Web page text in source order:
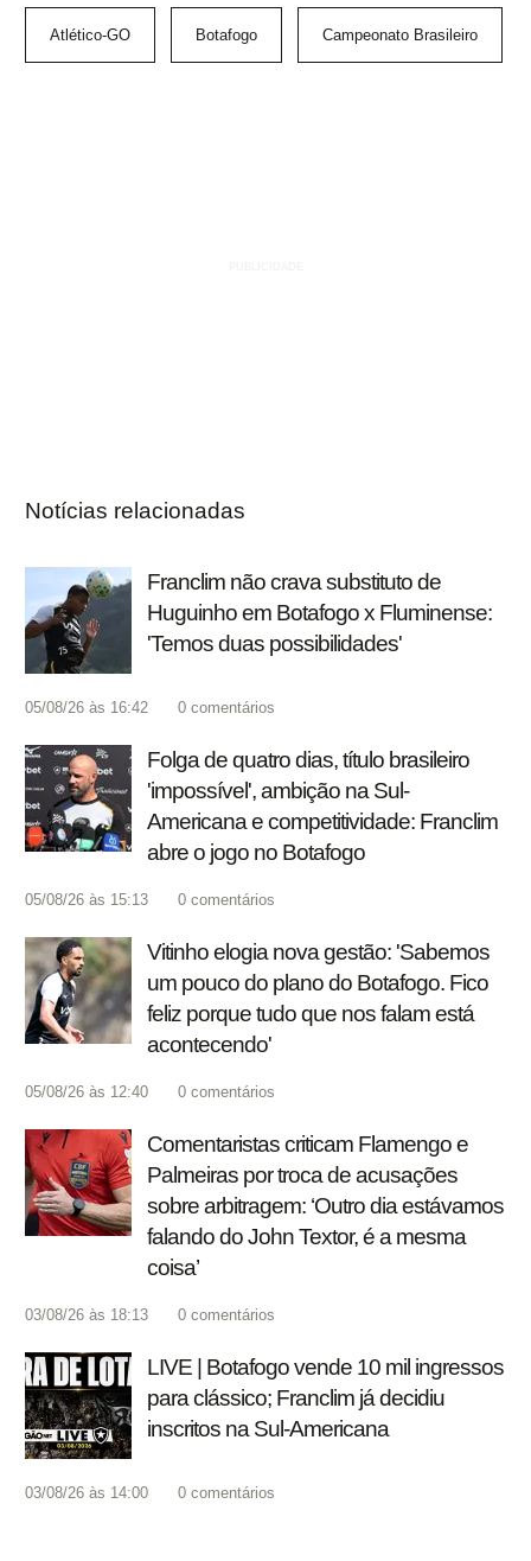
Atlético-GO Botafogo Campeonato Brasileiro
Notícias relacionadas
Franclim não crava substituto de
Huguinho em Botafogo x Fluminense:
'Temos duas possibilidades'
05/08/26 às 16:42 0 comentários
Folga de quatro dias, título brasileiro
'impossível', ambição na Sul-
Americana e competitividade: Franclim
abre o jogo no Botafogo
05/08/26 às 15:13 0 comentários
Vitinho elogia nova gestão: 'Sabemos
um pouco do plano do Botafogo. Fico
feliz porque tudo que nos falam está
acontecendo'
05/08/26 às 12:40 0 comentários
Comentaristas criticam Flamengo e
Palmeiras por troca de acusações
sobre arbitragem: ‘Outro dia estávamos
falando do John Textor, é a mesma
coisa’
03/08/26 às 18:13 0 comentários
LIVE | Botafogo vende 10 mil ingressos
para clássico; Franclim já decidiu
inscritos na Sul-Americana
03/08/26 às 14:00 0 comentários